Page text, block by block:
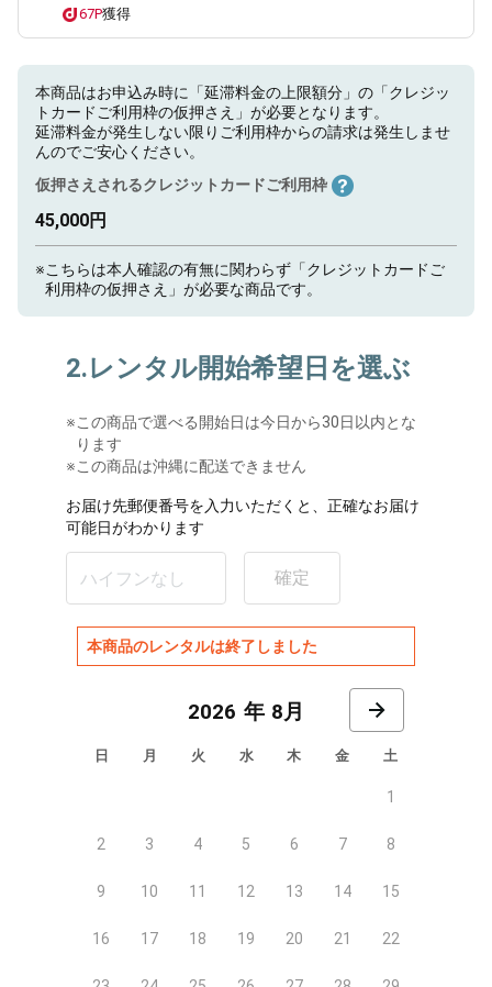
67P獲得
本商品はお申込み時に「延滞料金の上限額分」の「クレジッ
トカードご利用枠の仮押さえ」が必要となります。
延滞料金が発生しない限りご利用枠からの請求は発生しませ
んのでご安心ください。
仮押さえされるクレジットカードご利用枠
45,000円
※こちらは本人確認の有無に関わらず「クレジットカードご
利用枠の仮押さえ」が必要な商品です。
2.レンタル開始希望日を選ぶ
※この商品で選べる開始日は今日から30日以内とな
ります
※この商品は沖縄に配送できません
お届け先郵便番号を入力いただくと、正確なお届け
可能日がわかります
確定
本商品のレンタルは終了しました
8月
日 月 火 水 木 金 土
1
2 3 4 5 6 7 8
9 10 11 12 13 14 15
16 17 18 19 20 21 22